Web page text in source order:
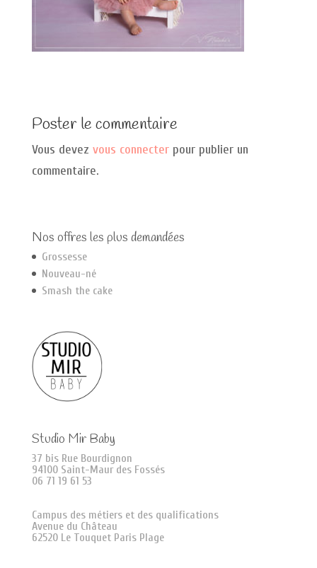
Poster le commentaire
Vous devez vous connecterpour publier un
commentaire.
Nos offres les plus demandées
Grossesse
Nouveau-né
Smash the cake
Studio Mir Baby
37 bis Rue Bourdignon
94100 Saint-Maur des Fossés
06 71 19 61 53
Campus des métiers et des qualifications
Avenue du Château
62520 Le Touquet Paris Plage